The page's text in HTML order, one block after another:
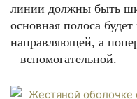
линии должны быть
основная полоса будет
направляющей, а
– вспомогательной.